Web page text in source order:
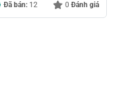
Đã bán: 12 0 Đánh giá